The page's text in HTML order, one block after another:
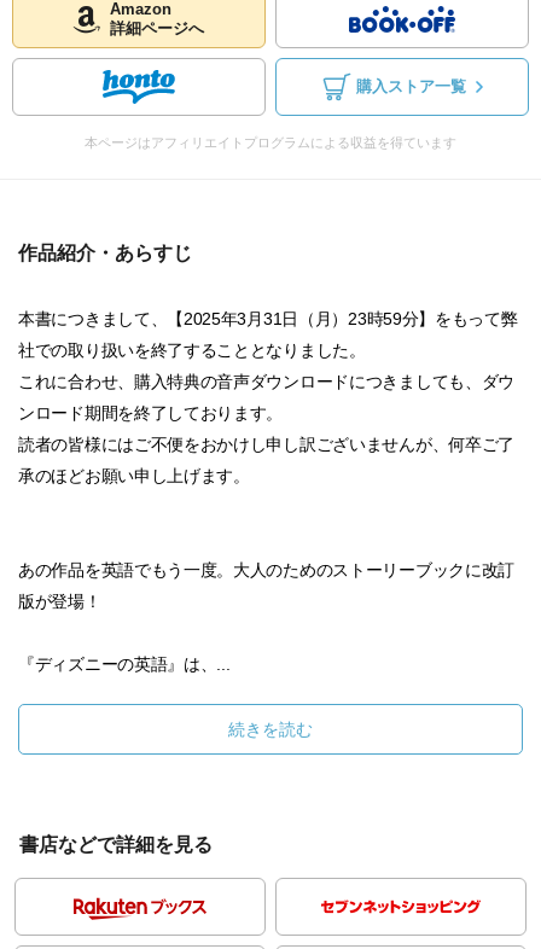
Amazon
詳細ページへ
購入ストア一覧
本ページはアフィリエイトプログラムによる収益を得ています
作品紹介・あらすじ
本書につきまして、【2025年3月31日（月）23時59分】をもって弊
社での取り扱いを終了することとなりました。
これに合わせ、購入特典の音声ダウンロードにつきましても、ダウ
ンロード期間を終了しております。
読者の皆様にはご不便をおかけし申し訳ございませんが、何卒ご了
承のほどお願い申し上げます。
あの作品を英語でもう一度。大人のためのストーリーブックに改訂
版が登場！
『ディズニーの英語』は、...
続きを読む
書店などで詳細を見る